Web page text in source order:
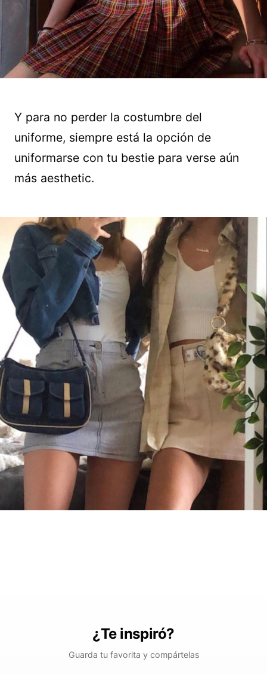
Y para no perder la costumbre del
uniforme, siempre está la opción de
uniformarse con tu bestie para verse aún
más aesthetic.
¿Te inspiró?
Guarda tu favorita y compártelas